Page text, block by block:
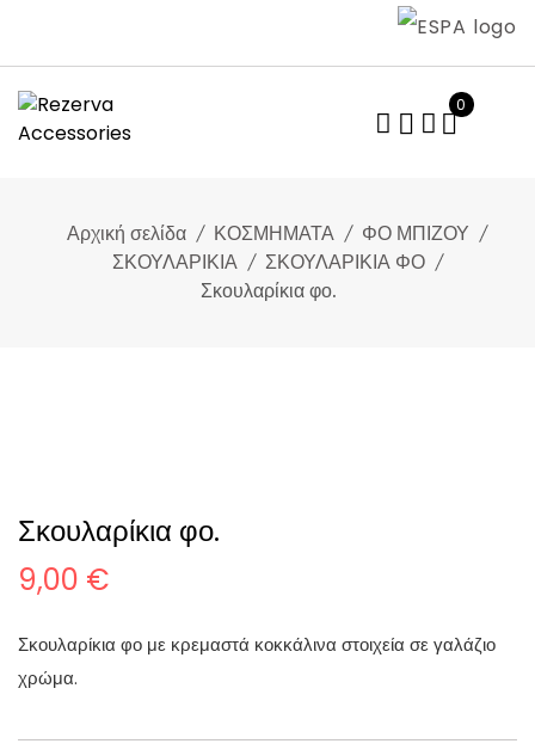
content
0
Αρχική σελίδα ΚΟΣΜΗΜΑΤΑ
ΦΟ ΜΠΙΖΟΥ
ΣΚΟΥΛΑΡΙΚΙΑ
ΣΚΟΥΛΑΡΙΚΙΑ ΦΟ
Σκουλαρίκια φο.
Σκουλαρίκια φο.
9,00 €
Σκουλαρίκια φο με κρεμαστά κοκκάλινα στοιχεία σε γαλάζιο
χρώμα.